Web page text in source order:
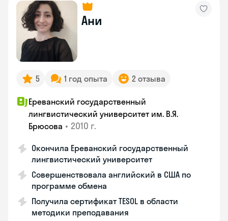
Ани
5 1 год опыта 2 отзыва
Ереванский государственный
лингвистический университет им. В.Я.
Брюсова • 2010 г.
Окончила Ереванский государственный
лингвистический университет
Совершенствовала английский в США по
программе обмена
Получила сертификат TESOL в области
методики преподавания